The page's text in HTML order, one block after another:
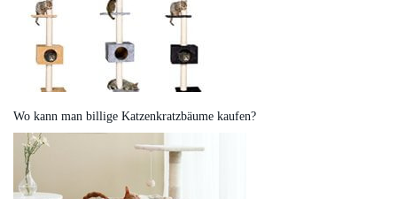
Wo kann man billige Katzenkratzbäume kaufen?